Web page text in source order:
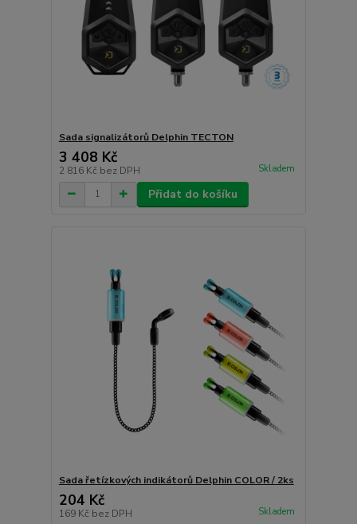
Sada signalizátorů Delphin TECTON
3 408 Kč
2 816 Kč bez DPH Skladem
Přidat do košíku
Sada řetízkových indikátorů Delphin COLOR / 2ks
204 Kč
169 Kč bez DPH Skladem